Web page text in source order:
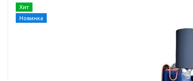
Хит
Новинка